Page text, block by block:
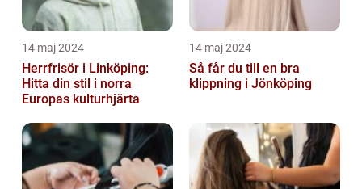
14 maj 2024
Herrfrisör i Linköping:
Hitta din stil i norra
Europas kulturhjärta
14 maj 2024
Så får du till en bra
klippning i Jönköping